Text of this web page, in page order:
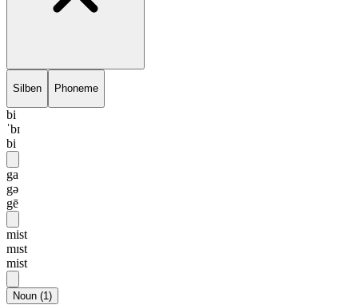
Silben Phoneme
bi
ˈbɪ
bi
ga
gə
gē
mist
mɪst
mist
Noun (1)